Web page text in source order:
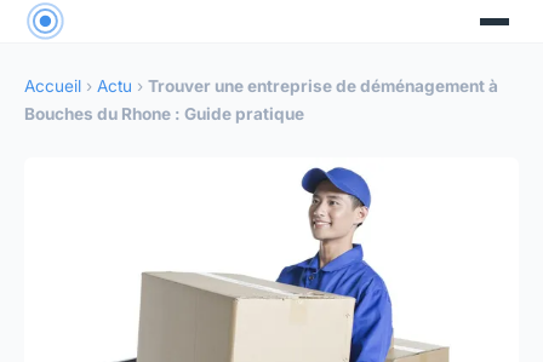
Accueil › Actu › Trouver une entreprise de déménagement à
Bouches du Rhone : Guide pratique